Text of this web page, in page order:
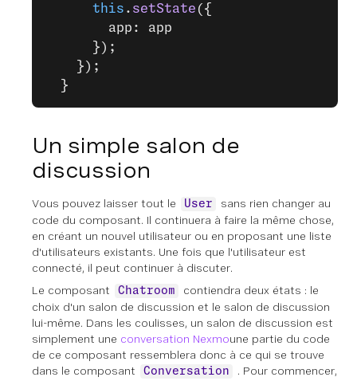
      this
. setState ({
        app: app
      });
    });
  }
Un simple salon de
discussion
Vous pouvez laisser tout le User
sans rien changer au
code du composant. Il continuera à faire la même chose,
en créant un nouvel utilisateur ou en proposant une liste
d'utilisateurs existants. Une fois que l'utilisateur est
connecté, il peut continuer à discuter.
Le composant
Chatroom
contiendra deux états : le
choix d'un salon de discussion et le salon de discussion
lui-même. Dans les coulisses, un salon de discussion est
simplement une conversation Nexmoune partie du code
de ce composant ressemblera donc à ce qui se trouve
dans le composant
Conversation . Pour commencer,